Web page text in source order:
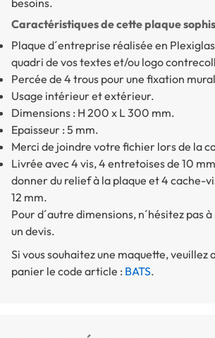
besoins.
Caractéristiques de cette plaque
Plaque d´entreprise réalisée en
quadri de vos textes et/ou logo
Percée de 4 trous pour une fixation
Usage intérieur et extérieur.
Dimensions : H 200 x L 300 mm.
Epaisseur : 5 mm.
Merci de joindre votre fichier lors de la
Livrée avec 4 vis, 4 entretoises de 10
donner du relief à la plaque et 4 cache-
12 mm.
Pour d´autre dimensions, n´hésitez pas
un devis.
Si vous souhaitez une maquette, veuillez
panier le code article : BATS.